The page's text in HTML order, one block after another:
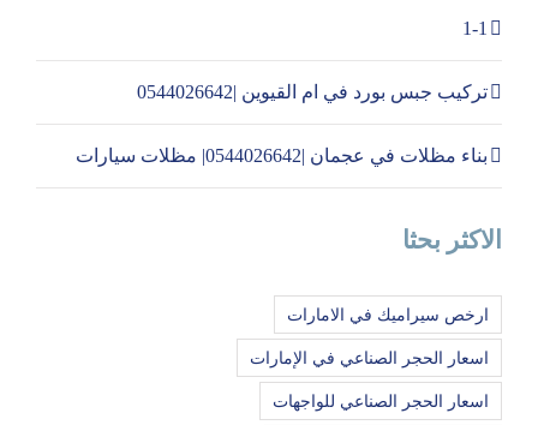
1-1
تركيب جبس بورد في ام القيوين |0544026642
بناء مظلات في عجمان |0544026642| مظلات سيارات
الاكثر بحثا
ارخص سيراميك في الامارات
اسعار الحجر الصناعي في الإمارات
اسعار الحجر الصناعي للواجهات